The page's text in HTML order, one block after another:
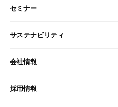
大和総研の強み
研究員
書籍・刊行物 トップ
書籍
セミナー
セミナー トップ
現在受付中のセミナー・イベント
サステナビリティ
サステナビリティの取り組み
次世代社会への貢献
会社情報
会社情報 トップ
採用情報